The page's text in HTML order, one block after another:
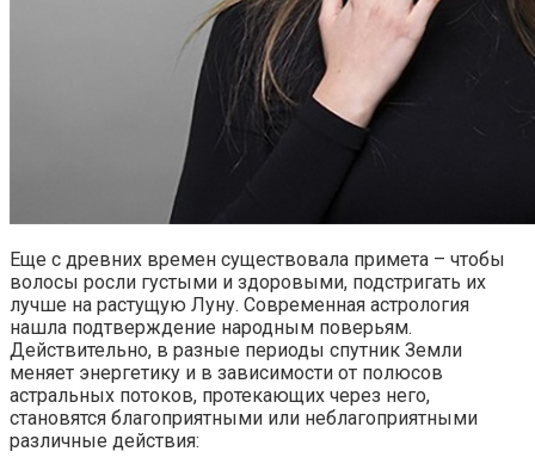
Еще с древних времен существовала примета – чтобы
волосы росли густыми и здоровыми, подстригать их
лучше на растущую Луну. Современная астрология
нашла подтверждение народным поверьям.
Действительно, в разные периоды спутник Земли
меняет энергетику и в зависимости от полюсов
астральных потоков, протекающих через него,
становятся благоприятными или неблагоприятными
различные действия: